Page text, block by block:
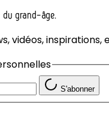
du grand-âge.
vidéos, inspirations,
S'abonner